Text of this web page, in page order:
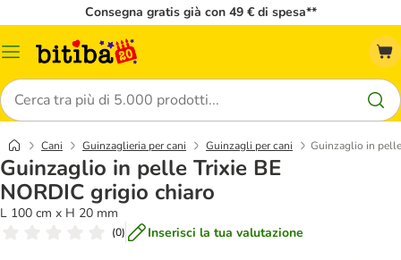
Consegna gratis già con 49 € di spesa**
Overview
Cerca
Cani Guinzaglieria per cani Guinzagli per cani Guinzaglio in
Guinzaglio in pelle Trixie BE
NORDIC grigio chiaro
L 100 cm x H 20 mm
(0) Inserisci la tua valutazione